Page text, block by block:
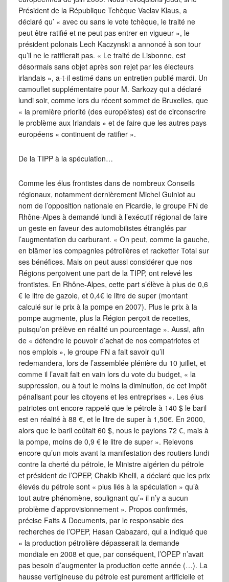
Président de la République Tchèque Vaclav Klaus, a
déclaré qu’ « avec ou sans le vote tchèque, le traité ne
peut être ratifié et ne peut pas entrer en vigueur », le
président polonais Lech Kaczynski a annoncé à son tour
qu’il ne le ratifierait pas. « Le traité de Lisbonne, est
désormais sans objet après son rejet par les électeurs
irlandais », a-t-il estimé dans un entretien publié mardi. Un
camouflet supplémentaire pour M. Sarkozy qui a déclaré
lundi soir, comme lors du récent sommet de Bruxelles, que
« la première priorité (des européistes) est de circonscrire
le problème aux Irlandais » et de faire que les autres pays
européens « continuent de ratifier ».
De la TIPP à la spéculation…
Comme les élus frontistes dans de nombreux Conseils
régionaux, notamment dernièrement Michel Guiniot au
nom de l’opposition nationale en Picardie, le groupe FN de
Rhône-Alpes à demandé lundi à l’exécutif régional de faire
un geste en faveur des automobilistes étranglés par
l’augmentation du carburant. « On peut, comme la gauche,
en blâmer les compagnies pétrolières et racketter Total sur
ses bénéfices. Mais on peut aussi considérer que nos
Régions perçoivent une part de la TIPP, ont relevé les
frontistes. En Rhône-Alpes, cette part s’élève à plus de 0,6
€ le litre de gazole, et 0,4€ le litre de super (montant
calculé sur le prix à la pompe en 2007). Plus le prix à la
pompe augmente, plus la Région perçoit de recettes,
puisqu’on prélève en réalité un pourcentage ». Aussi, afin
de « défendre le pouvoir d’achat de nos compatriotes et
nos emplois », le groupe FN a fait savoir qu’il
redemandera, lors de l’assemblée plénière du 10 juillet, et
comme il l’avait fait en vain lors du vote du budget, « la
suppression, ou à tout le moins la diminution, de cet impôt
pénalisant pour les citoyens et les entreprises ». Les élus
patriotes ont encore rappelé que le pétrole à 140 $ le baril
est en réalité à 88 €, et le litre de super à 1,50€. En 2000,
alors que le baril coûtait 60 $, nous le payions 72 €, mais à
la pompe, moins de 0,9 € le litre de super ». Relevons
encore qu’un mois avant la manifestation des routiers lundi
contre la cherté du pétrole, le Ministre algérien du pétrole
et président de l’OPEP, Chakib Khelil, a déclaré que les prix
élevés du pétrole sont « plus liés à la spéculation » qu’à
tout autre phénomène, soulignant qu’« il n’y a aucun
problème d’approvisionnement ». Propos confirmés,
précise Faits & Documents, par le responsable des
recherches de l’OPEP, Hasan Qabazard, qui a indiqué que
« la production pétrolière dépasserait la demande
mondiale en 2008 et que, par conséquent, l’OPEP n’avait
pas besoin d’augmenter la production cette année (…). La
hausse vertigineuse du pétrole est purement artificielle et